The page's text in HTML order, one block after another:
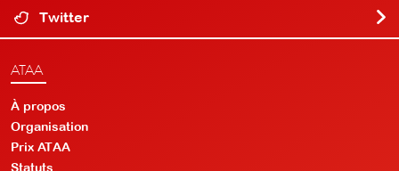
Twitter
ATAA
À propos
Organisation
Prix ATAA
Statuts